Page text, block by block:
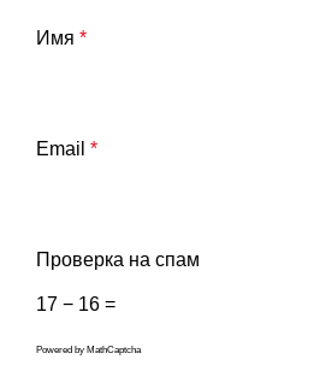
Имя *
Email *
Проверка на спам
17 − 16 =
Powered by MathCaptcha